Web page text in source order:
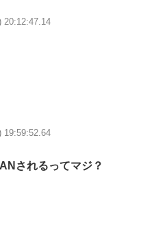
20:12:47.14
19:59:52.64
されるってマジ？